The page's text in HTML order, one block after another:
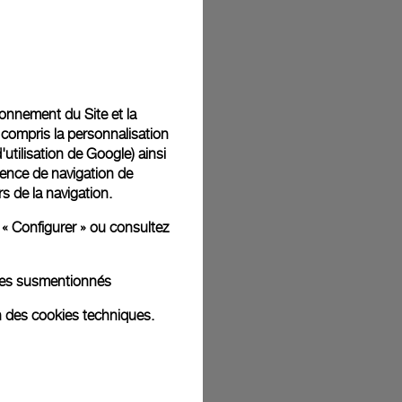
d'illustration. Les coloris et tailles peuvent varier par rapport
du Site et la
la personnalisation
de Google) ainsi
de navigation de
de la navigation.
Configurer » ou consultez
susmentionnés
des cookies techniques.